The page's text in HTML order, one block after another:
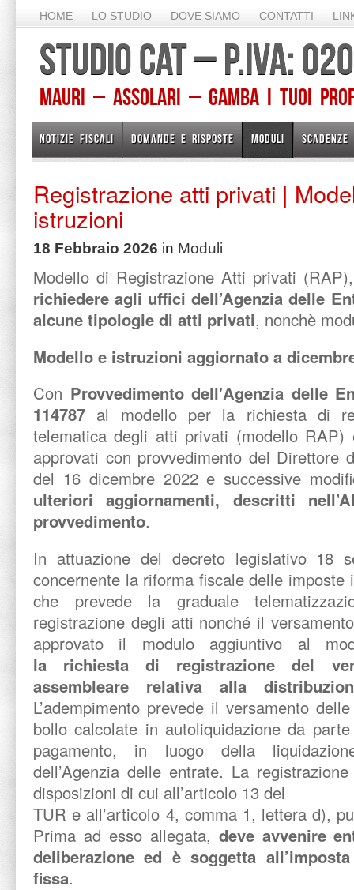
HOME LO STUDIO DOVE SIAMO CONTATTI
STUDIO CAT – P.IVA:
Mauri – Assolari – Gamba I TUOI
NOTIZIE FISCALI DOMANDE E RISPOSTE MODULI SCADENZE
Registrazione atti privati |
istruzioni
18 Febbraio 2026 in Moduli
Modello di Registrazione Atti privati
richiedere agli uffici dell’Agenzia delle
alcune tipologie di atti privati, nonchè
Modello e istruzioni aggiornato a
Con Provvedimento dell'Agenzia delle
114787 al modello per la richiesta di
telematica degli atti privati (modello
approvati con provvedimento del Direttore
del 16 dicembre 2022 e successive
ulteriori aggiornamenti, descritti
provvedimento.
In attuazione del decreto legislativo 18
concernente la riforma fiscale delle imposte
che prevede la graduale
registrazione degli atti nonché il
approvato il modulo aggiuntivo al
la richiesta di registrazione del
assembleare relativa alla
L’adempimento prevede il versamento
bollo calcolate in autoliquidazione da
pagamento, in luogo della
dell’Agenzia delle entrate. La
disposizioni di cui all’articolo 13 del
TUR e all’articolo 4, comma 1, lettera d),
Prima ad esso allegata, deve avvenire
deliberazione ed è soggetta
fissa.